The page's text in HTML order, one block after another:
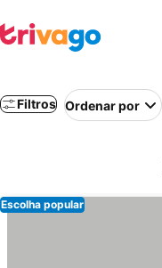
Filtros Ordenar por
Escolha popular